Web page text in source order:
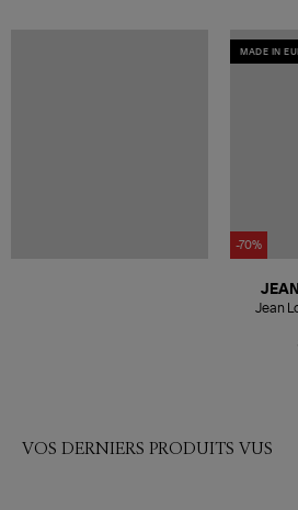
MADE IN
-70%
Jean
VOS DERNIERS PRODUITS VUS